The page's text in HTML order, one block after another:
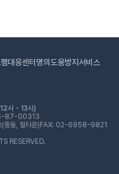
대응센터 명의도용방지서비스
시 - 13시)
87-00313
동, 필타운) FAX: 02-6958-9821
RESERVED.